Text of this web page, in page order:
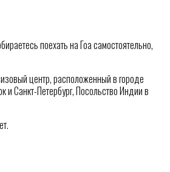
поехать на Гоа самостоятельно,
центр, расположенный в городе
и Санкт-Петербург, Посольство Индии в